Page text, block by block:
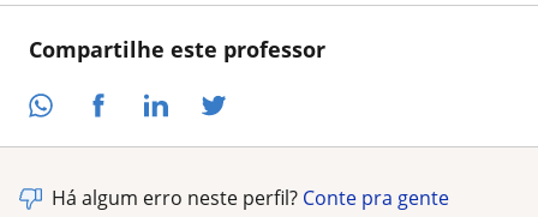
Compartilhe este professor
Há algum erro neste perfil? Conte pra gente